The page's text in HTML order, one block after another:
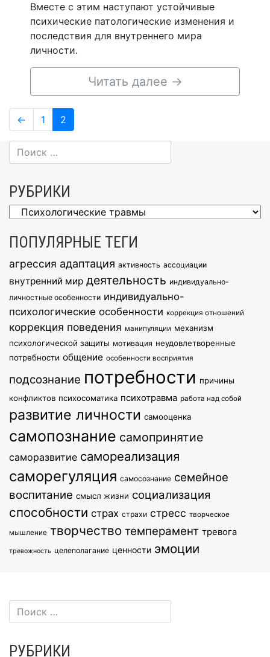
Вместе с этим наступают устойчивые
психические патологические изменения и
последствия для внутреннего мира
личности.
Читать далее →
Навигация
по
записям
← Page
1 Page
2
РУБРИКИ
Рубрики
ПОПУЛЯРНЫЕ ТЕГИ
агрессия адаптация активность ассоциации
внутренний мир деятельность индивидуально-
личностные особенности индивидуально-
психологические особенности коррекция отношений
коррекция поведения манипуляции механизм
психологической защиты мотивация неудовлетворенные
потребности общение особенности восприятия
подсознание потребности причины
конфликтов психосоматика психотравма работа над собой
развитие личности самооценка
самопознание самопринятие
саморазвитие самореализация
саморегуляция самосознание семейное
воспитание смысл жизни социализация
способности страх страхи стресс творческое
мышление творчество темперамент тревога
тревожность целеполагание ценности эмоции
РУБРИКИ